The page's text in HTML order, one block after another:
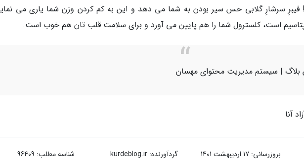
فیبرِ سرشارِ گلابی حس سیر بودن به شما می دهد و این به کم کردن وزن شما یاری می
است، کلسترول شما را هم پایین می آورد و برای سلامت قلب تان هم خوب است.
بلاگ | سیستم مدیریت محتوای مهسان
آنا
بروزرسانی: 17 اردیبهشت 1401 گردآورنده:kurdeblog.ir شناسه مطلب: 96409